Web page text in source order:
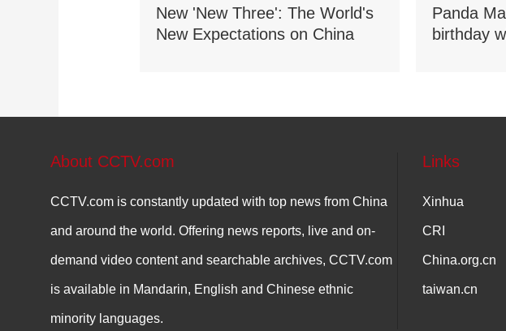
New 'New Three': The World's
New Expectations on China
Panda
birthday
About CCTV.com
CCTV.com is constantly updated with top news from China
and around the world. Offering news reports, live and on-
demand video content and searchable archives, CCTV.com
is available in Mandarin, English and Chinese ethnic
minority languages.
Links
Xinhua
CRI
China.org.cn
taiwan.cn